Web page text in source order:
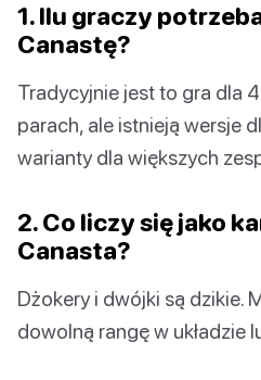
1. Ilu graczy
Canastę?
Tradycyjnie jest to gra dla
parach, ale istnieją wersje
warianty dla większych
2. Co liczy się jako
Canasta?
Dżokery i dwójki są dzikie.
dowolną rangę w układzie